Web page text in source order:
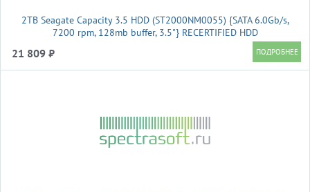
2TB Seagate Capacity 3.5 HDD (ST2000NM0055) {SATA 6.0Gb/s,
7200 rpm, 128mb buffer, 3.5"} RECERTIFIED HDD
21 809 ₽